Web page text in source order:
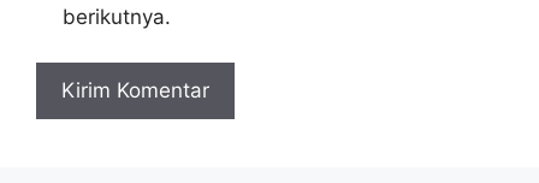
berikutnya.